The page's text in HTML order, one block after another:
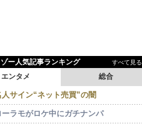
ー人気記事ランキング すべて見る
エンタメ 総合
人サイン“ネット売買”の闇
ーラモがロケ中にガチナンパ